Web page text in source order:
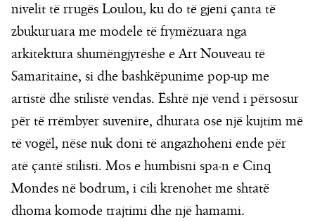
nivelit të rrugës Loulou, ku do të gjeni çanta të
zbukuruara me modele të frymëzuara nga
arkitektura shumëngjyrëshe e Art Nouveau të
Samaritaine, si dhe bashkëpunime pop-up me
artistë dhe stilistë vendas. Është një vend i përsosur
për të rrëmbyer suvenire, dhurata ose një kujtim më
të vogël, nëse nuk doni të angazhoheni ende për
atë çantë stilisti. Mos e humbisni spa-n e Cinq
Mondes në bodrum, i cili krenohet me shtatë
dhoma komode trajtimi dhe një hamami.